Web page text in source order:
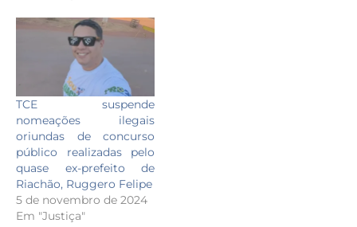
TCE suspende
nomeações ilegais
oriundas de concurso
público realizadas pelo
quase ex-prefeito de
Riachão, Ruggero Felipe
5 de novembro de 2024
Em "Justiça"